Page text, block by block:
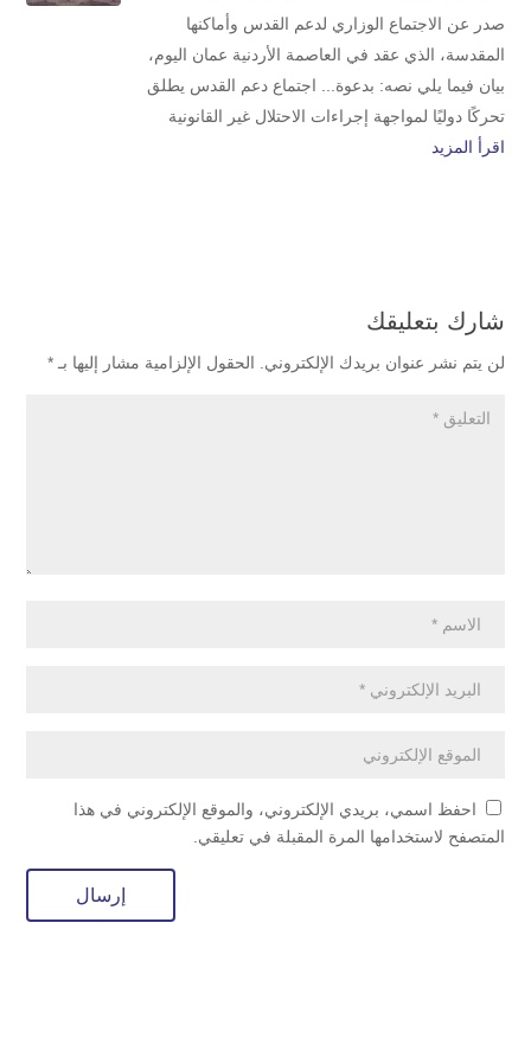
صدر عن الاجتماع الوزاري لدعم القدس وأماكنها
المقدسة، الذي عقد في العاصمة الأردنية عمان اليوم،
بيان فيما يلي نصه: بدعوة... اجتماع دعم القدس يطلق
تحركًا دوليًا لمواجهة إجراءات الاحتلال غير القانونية
اقرأ المزيد
شارك بتعليقك
لن يتم نشر عنوان بريدك الإلكتروني. الحقول الإلزامية مشار إليها بـ *
احفظ اسمي، بريدي الإلكتروني، والموقع الإلكتروني في هذا
المتصفح لاستخدامها المرة المقبلة في تعليقي.